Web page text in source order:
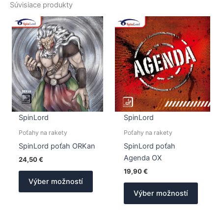
Súvisiace produkty
SpinLord
Poťahy na rakety
SpinLord poťah ORKan
24,50€
Výber možností
Tento
SpinLord
Poťahy na rakety
SpinLord poťah
Agenda OX
19,90€
Výber možností
Tento